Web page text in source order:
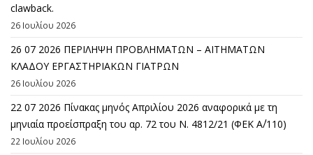
clawback.
26 Ιουλίου 2026
26 07 2026 ΠΕΡΙΛΗΨΗ ΠΡΟΒΛΗΜΑΤΩΝ – ΑΙΤΗΜΑΤΩΝ
ΚΛΑΔΟΥ ΕΡΓΑΣΤΗΡΙΑΚΩΝ ΓΙΑΤΡΩΝ
26 Ιουλίου 2026
22 07 2026 Πίνακας μηνός Απριλίου 2026 αναφορικά με τη
μηνιαία προείσπραξη του αρ. 72 του Ν. 4812/21 (ΦΕΚ Α΄/110)
22 Ιουλίου 2026